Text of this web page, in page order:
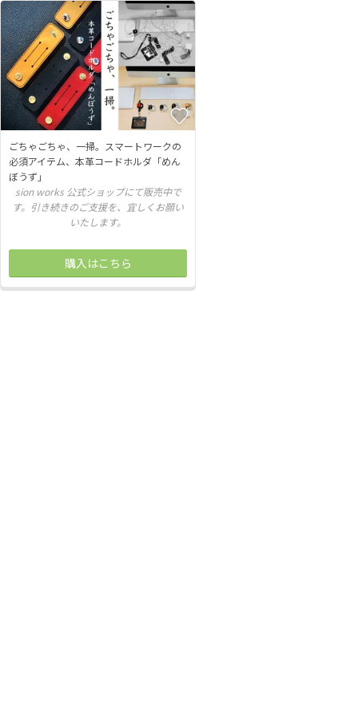
ごちゃごちゃ、一掃。スマートワークの
必須アイテム、本革コードホルダ「めん
ぼうず」
sion works 公式ショップにて販売中で
す。引き続きのご支援を、宜しくお願い
いたします。
購入はこちら